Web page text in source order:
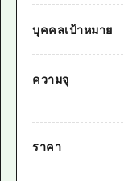
บุคคลเป้าหมาย
ความจุ
ราคา